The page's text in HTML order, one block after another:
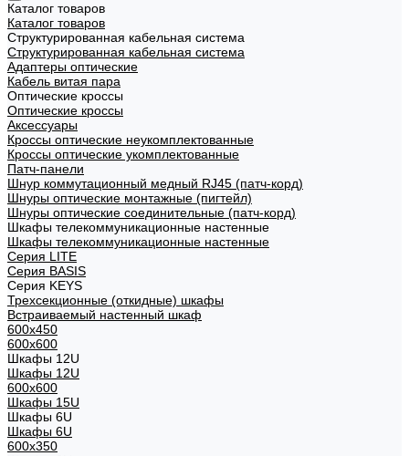
Каталог товаров
Каталог товаров
Структурированная кабельная система
Структурированная кабельная система
Адаптеры оптические
Кабель витая пара
Оптические кроссы
Оптические кроссы
Аксессуары
Кроссы оптические неукомплектованные
Кроссы оптические укомплектованные
Патч-панели
Шнур коммутационный медный RJ45 (патч-корд)
Шнуры оптические монтажные (пигтейл)
Шнуры оптические соединительные (патч-корд)
Шкафы телекоммуникационные настенные
Шкафы телекоммуникационные настенные
Cерия LITE
Cерия BASIS
Cерия KEYS
Трехсекционные (откидные) шкафы
Встраиваемый настенный шкаф
600x450
600x600
Шкафы 12U
Шкафы 12U
600x600
Шкафы 15U
Шкафы 6U
Шкафы 6U
600x350